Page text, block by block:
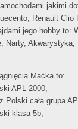
jakimi
Renault Clio
jego hobby to:
Narty,
Maćka to:
APL-2000,
cała grupa
klasa 5b,